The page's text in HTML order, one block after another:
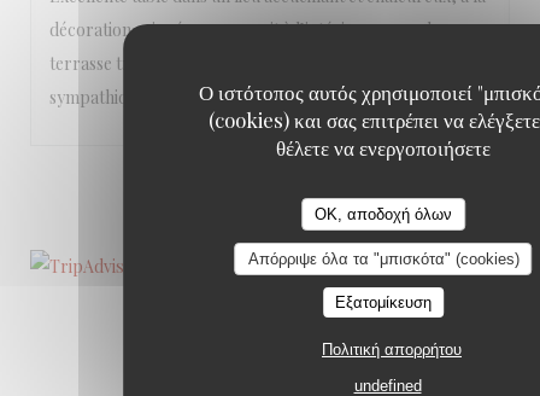
Ο ιστότοπος αυτός χρησιμοποιεί
(cookies) και σας επιτρέπει να ελέγξετε
θέλετε να ενεργοποιήσετε
OK, αποδοχή όλων
Απόρριψε όλα τα "μπισκότα" (cookies)
Εξατομίκευση
Πολιτική απορρήτου
undefined
décoration soignée, que ce soit à l’intérieur ou sur la
terrasse très agréable. Le personnel est vraiment
sympathique!